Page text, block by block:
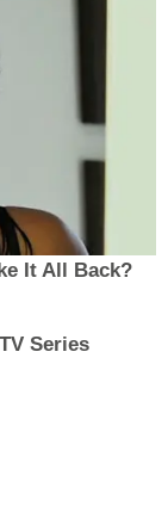
It All Back?
Series